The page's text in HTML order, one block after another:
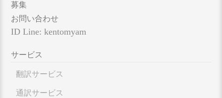
募集
お問い合わせ
ID Line: kentomyam
サービス
翻訳サービス
通訳サービス